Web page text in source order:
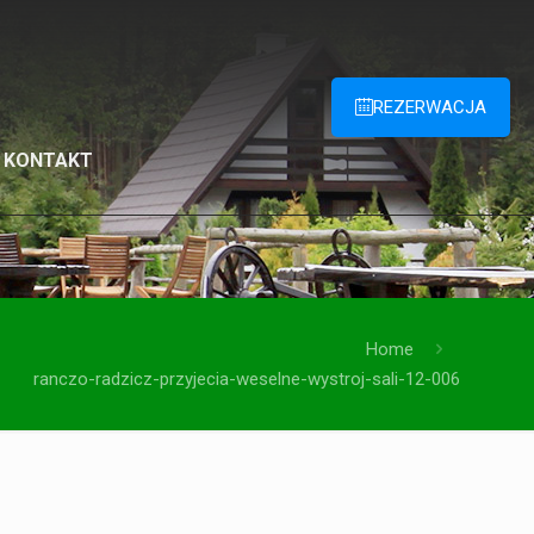
KONTAKT
REZERWACJA
Home
ranczo-radzicz-przyjecia-weselne-wystroj-sali-12-006